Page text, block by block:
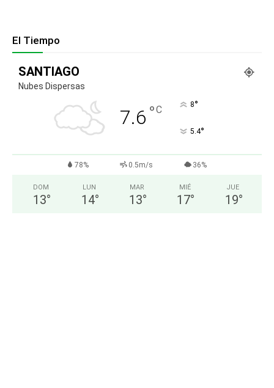
El Tiempo
SANTIAGO
Nubes Dispersas
7.6 °C 8°
5.4°
78% 0.5m/s 36%
DOM
13°
LUN
14°
MAR
13°
MIÉ
17°
JUE
19°